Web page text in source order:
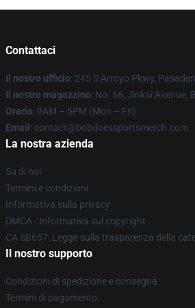
Contattaci
Il nostro ufficio: 245 S Arroyo Pkwy,
Il nostro magazzino: No. 66, Jinkai Avenue,
Orario: 9AM – 5PM (Mon – Fri)
Email : contact@bobdoessportsmerch.com
La nostra azienda
Su di noi
Termini e condizioni
Informativa sulla privacy
DMCA - Informativa sul copyright
CA SB657: Legge sulla trasparenza della
Il nostro supporto
Condizioni di spedizione e consegna
Termini di pagamento